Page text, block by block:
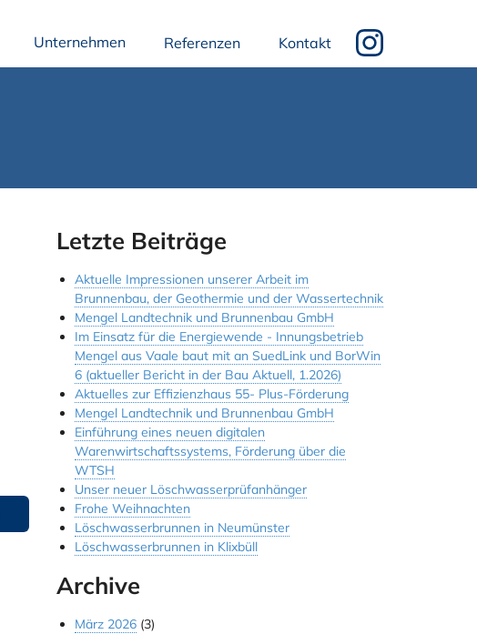
Unternehmen Referenzen Kontakt
Letzte Beiträge
Aktuelle Impressionen unserer Arbeit im
Brunnenbau, der Geothermie und der Wassertechnik
Mengel Landtechnik und Brunnenbau GmbH
Im Einsatz für die Energiewende - Innungsbetrieb
Mengel aus Vaale baut mit an SuedLink und BorWin
6 (aktueller Bericht in der Bau Aktuell, 1.2026)
Aktuelles zur Effizienzhaus 55- Plus-Förderung
Mengel Landtechnik und Brunnenbau GmbH
Einführung eines neuen digitalen
Warenwirtschaftssystems, Förderung über die
WTSH
Unser neuer Löschwasserprüfanhänger
Frohe Weihnachten
Löschwasserbrunnen in Neumünster
Löschwasserbrunnen in Klixbüll
Archive
März 2026 (3)